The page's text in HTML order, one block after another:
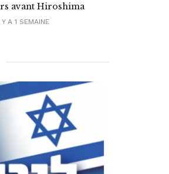
avant Hiroshima
A 1 SEMAINE